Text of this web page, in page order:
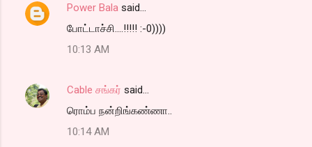
C
e
Power Bala said…
போட்டாச்சி....!!!!! :-0))))
10:13 AM
Cable சங்கர் said…
ரொம்ப நன்றிங்கண்ணா..
10:14 AM